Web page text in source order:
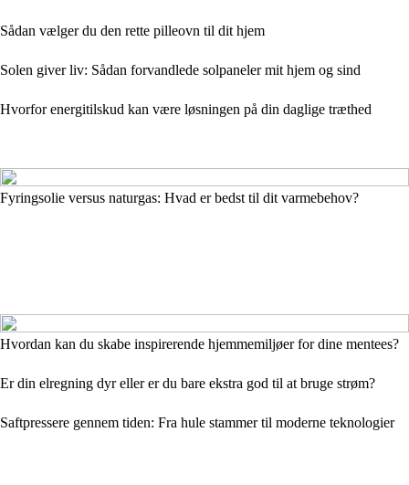
Sådan vælger du den rette pilleovn til dit hjem
Solen giver liv: Sådan forvandlede solpaneler mit hjem og sind
Hvorfor energitilskud kan være løsningen på din daglige træthed
Fyringsolie versus naturgas: Hvad er bedst til dit varmebehov?
Hvordan kan du skabe inspirerende hjemmemiljøer for dine mentees?
Er din elregning dyr eller er du bare ekstra god til at bruge strøm?
Saftpressere gennem tiden: Fra hule stammer til moderne teknologier